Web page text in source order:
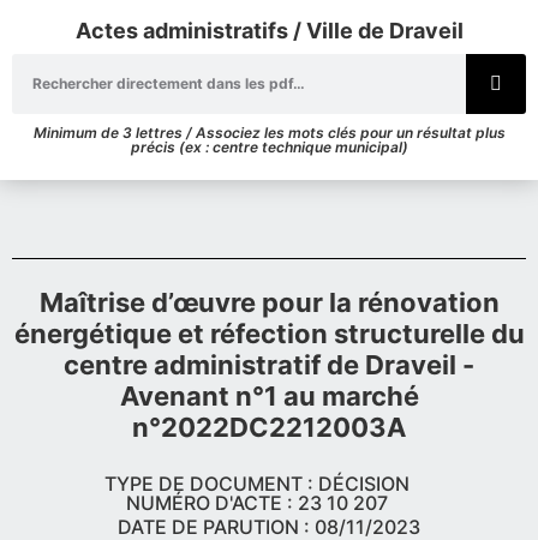
Actes administratifs / Ville de Draveil
Minimum de 3 lettres / Associez les mots clés pour un résultat plus
précis (ex : centre technique municipal)
Maîtrise d’œuvre pour la rénovation
énergétique et réfection structurelle du
centre administratif de Draveil -
Avenant n°1 au marché
n°2022DC2212003A
TYPE DE DOCUMENT : DÉCISION
NUMÉRO D'ACTE : 23 10 207
DATE DE PARUTION : 08/11/2023